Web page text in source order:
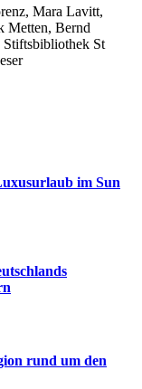
Mara Lavitt,
Metten, Bernd
Stiftsbibliothek St
im Sun
rund um den